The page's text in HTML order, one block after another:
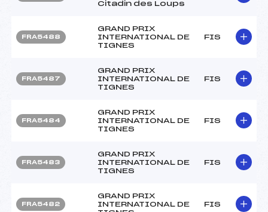
Citadin des Loups
FRA5488
GRAND PRIX
INTERNATIONAL DE
TIGNES
FIS
FRA5487
GRAND PRIX
INTERNATIONAL DE
TIGNES
FIS
FRA5484
GRAND PRIX
INTERNATIONAL DE
TIGNES
FIS
FRA5483
GRAND PRIX
INTERNATIONAL DE
TIGNES
FIS
FRA5482
GRAND PRIX
INTERNATIONAL DE
FIS